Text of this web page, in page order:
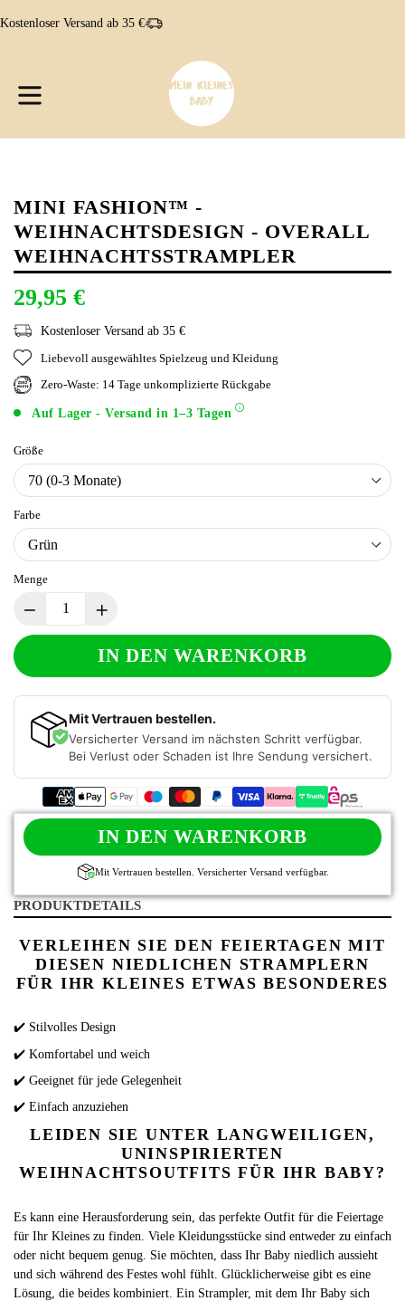
zum
Kostenloser Versand ab 35 €
erweitern/zusammenklappen
MINI FASHION™ -
WEIHNACHTSDESIGN - OVERALL
WEIHNACHTSSTRAMPLER
29,95 €
Kostenloser Versand ab 35 €
Liebevoll ausgewähltes Spielzeug und Kleidung
Zero-Waste: 14 Tage unkomplizierte Rückgabe
Auf Lager - Versand in 1–3 Tagen
Menge
Farbe
Größe
IN DEN WARENKORB
Mit Vertrauen bestellen.
Versicherter Versand im nächsten Schritt verfügbar.
Bei Verlust oder Schaden ist Ihre Sendung versichert.
IN DEN WARENKORB
Mit Vertrauen bestellen. Versicherter Versand verfügbar.
PRODUKTDETAILS
VERLEIHEN SIE DEN FEIERTAGEN MIT
DIESEN NIEDLICHEN STRAMPLERN
FÜR IHR KLEINES ETWAS BESONDERES
✔️ Stilvolles Design
✔️ Komfortabel und weich
✔️ Geeignet für jede Gelegenheit
✔️ Einfach anzuziehen
LEIDEN SIE UNTER LANGWEILIGEN,
UNINSPIRIERTEN
WEIHNACHTSOUTFITS FÜR IHR BABY?
Es kann eine Herausforderung sein, das perfekte Outfit für die Feiertage
für Ihr Kleines zu finden. Viele Kleidungsstücke sind entweder zu einfach
oder nicht bequem genug. Sie möchten, dass Ihr Baby niedlich aussieht
und sich während des Festes wohl fühlt. Glücklicherweise gibt es eine
Lösung, die beides kombiniert. Ein Strampler, mit dem Ihr Baby sich